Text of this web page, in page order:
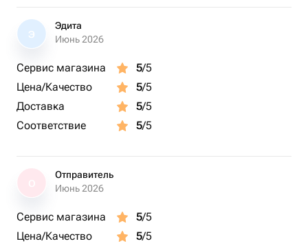
Э
Эдита
Июнь 2026
Сервис магазина 5/5
Цена/Качество
5/5
Доставка
5/5
Соответствие
5/5
Отправитель
Июнь 2026
Сервис магазина 5/5
Цена/Качество
5/5